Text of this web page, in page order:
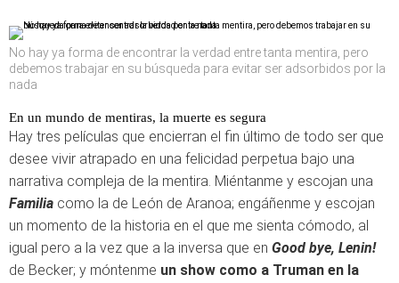
No hay ya forma de encontrar la verdad entre tanta mentira, pero
debemos trabajar en su búsqueda para evitar ser adsorbidos por la
nada
En un mundo de mentiras, la muerte es segura
Hay tres películas que encierran el fin último de todo ser que
desee vivir atrapado en una felicidad perpetua bajo una
narrativa compleja de la mentira. Miéntanme y escojan una
Familia como la de León de Aranoa; engáñenme y escojan
un momento de la historia en el que me sienta cómodo, al
igual pero a la vez que a la inversa que en Good bye, Lenin!
de Becker; y móntenme un show como a Truman en la